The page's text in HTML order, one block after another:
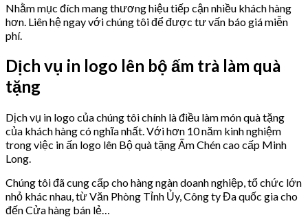
Nhằm mục đích mang thương hiệu tiếp cận nhiều khách hàng
hơn. Liên hệ ngay với chúng tôi để được tư vấn báo giá miễn
phí.
Dịch vụ in logo lên bộ ấm trà làm quà
tặng
Dịch vụ in logo của chúng tôi chính là điều làm món quà tặng
của khách hàng có nghĩa nhất. Với hơn 10 năm kinh nghiệm
trong việc in ấn logo lên Bộ quà tặng Ấm Chén cao cấp Minh
Long.
Chúng tôi đã cung cấp cho hàng ngàn doanh nghiệp, tổ chức lớn
nhỏ khác nhau, từ Văn Phòng Tỉnh Ủy, Công ty Đa quốc gia cho
đến Cửa hàng bán lẻ…